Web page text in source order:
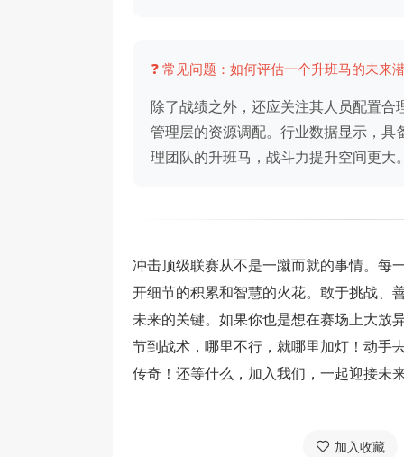
❓ 常见问题：如何评估一个升班马的未来
除了战绩之外，还应关注其人员配置合
管理层的资源调配。行业数据显示，具
理团队的升班马，战斗力提升空间更大
冲击顶级联赛从不是一蹴而就的事情。每
开细节的积累和智慧的火花。敢于挑战、
未来的关键。如果你也是想在赛场上大放
节到战术，哪里不行，就哪里加灯！动手
传奇！还等什么，加入我们，一起迎接未
加入收藏